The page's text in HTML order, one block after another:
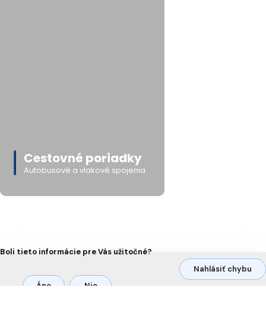
Cestovné poriadky
Autobusové a vlakové spojenia
Boli tieto informácie pre Vás užitočné?
Áno Nie
Nahlásiť chybu